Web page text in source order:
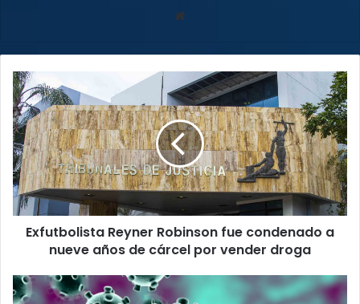
Exfutbolista
Reyner
Robinson
fue
condenado
a
nueve
años
de
cárcel
droga
Exfutbolista Reyner Robinson fue condenado a
nueve años de cárcel por vender droga
Salud
confirma